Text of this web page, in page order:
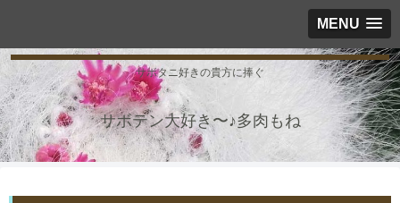
MENU
サボタニ好きの貴方に捧ぐ
サボテン大好き〜♪多肉もね